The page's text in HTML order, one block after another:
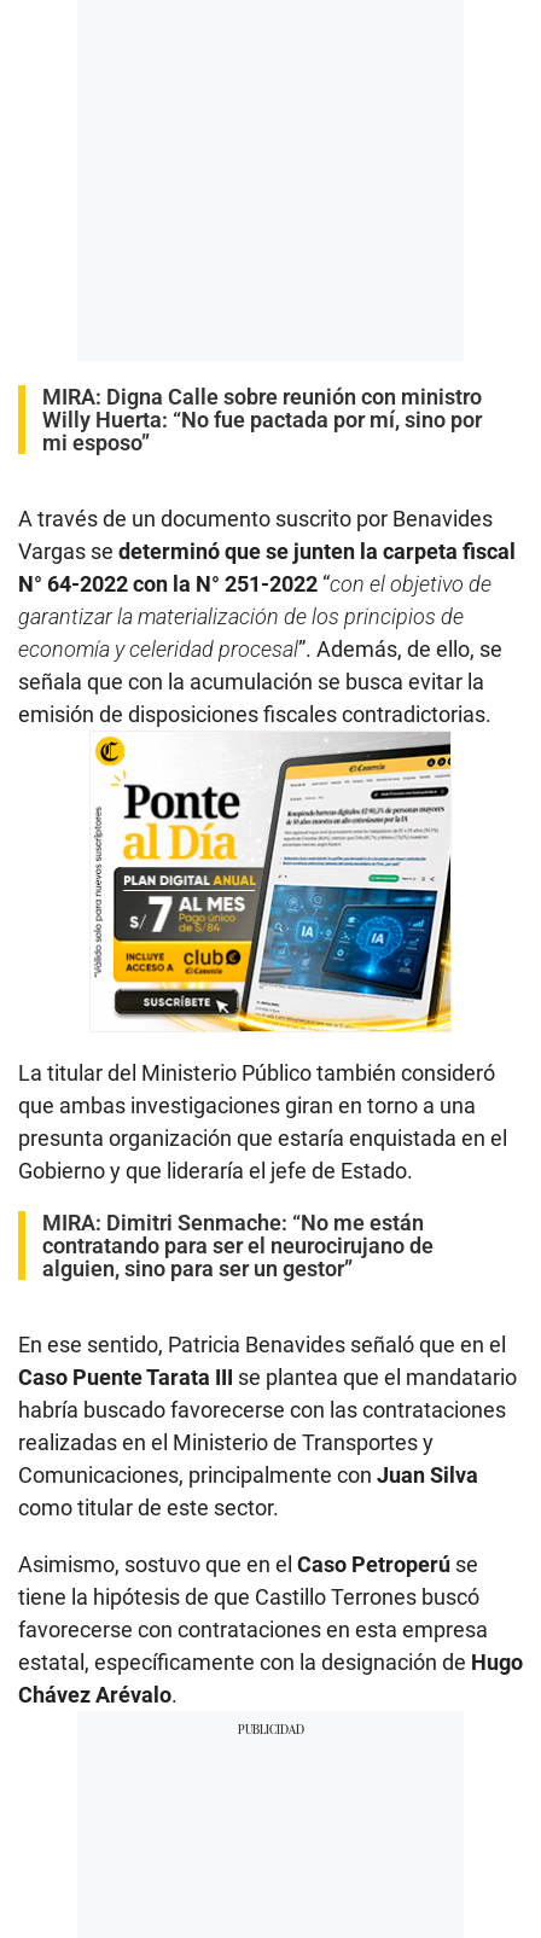
MIRA: Digna Calle sobre reunión con ministro
Willy Huerta: “No fue pactada por mí, sino por
mi esposo”
A través de un documento suscrito por Benavides
Vargas se determinó que se junten la carpeta fiscal
N° 64-2022 con la N° 251-2022 “con el objetivo de
garantizar la materialización de los principios de
economía y celeridad procesal”. Además, de ello, se
señala que con la acumulación se busca evitar la
emisión de disposiciones fiscales contradictorias.
La titular del Ministerio Público también consideró
que ambas investigaciones giran en torno a una
presunta organización que estaría enquistada en el
Gobierno y que lideraría el jefe de Estado.
MIRA: Dimitri Senmache: “No me están
contratando para ser el neurocirujano de
alguien, sino para ser un gestor”
En ese sentido, Patricia Benavides señaló que en el
Caso Puente Tarata III se plantea que el mandatario
habría buscado favorecerse con las contrataciones
realizadas en el Ministerio de Transportes y
Comunicaciones, principalmente con Juan Silva
como titular de este sector.
Asimismo, sostuvo que en el Caso Petroperú se
tiene la hipótesis de que Castillo Terrones buscó
favorecerse con contrataciones en esta empresa
estatal, específicamente con la designación de Hugo
Chávez Arévalo.